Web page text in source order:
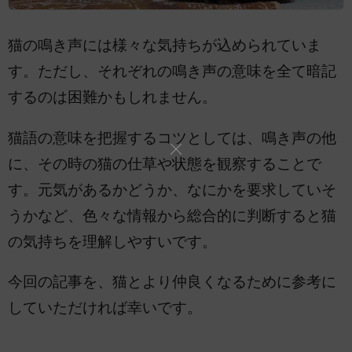
猫の鳴き声には様々な気持ちが込められていま
す。ただし、それぞれの鳴き声の意味を全て暗記
するのは困難かもしれません。
猫語の意味を把握するコツとしては、鳴き声の他
に、その時の猫の仕草や状態を観察することで
す。元気があるかどうか、なにかを要求していそ
うかなど、色々な情報から総合的に判断すると猫
の気持ちを理解しやすいです。
今回の記事を、猫とより仲良くなるために参考に
していただければ幸いです。